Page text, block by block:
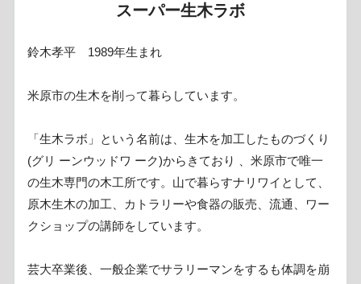
スーパー生木ラボ
鈴木孝平 1989年生まれ
米原市の生木を削って暮らしています。
「生木ラボ」という名前は、生木を加工したものづくり
(グリ ーンウッドワ ーク)からきており 、米原市で唯一
の生木専門の木工所です。山で暮らすナリワイとして、
原木生木の加工、カトラリーや食器の販売、流通、ワー
クショップの講師をしています。
芸大卒業後、一般企業でサラリーマンをするも体調を崩